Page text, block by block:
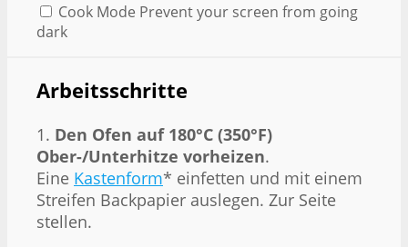
Cook Mode Prevent your screen from going
dark
Arbeitsschritte
1. Den Ofen auf 180°C (350°F)
Ober-/Unterhitze vorheizen.
Eine Kastenform* einfetten und mit einem
Streifen Backpapier auslegen. Zur Seite
stellen.